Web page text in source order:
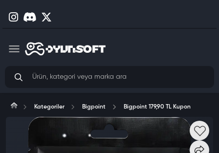
Kategoriler Bigpoint Bigpoint 179,90 TL Kupon